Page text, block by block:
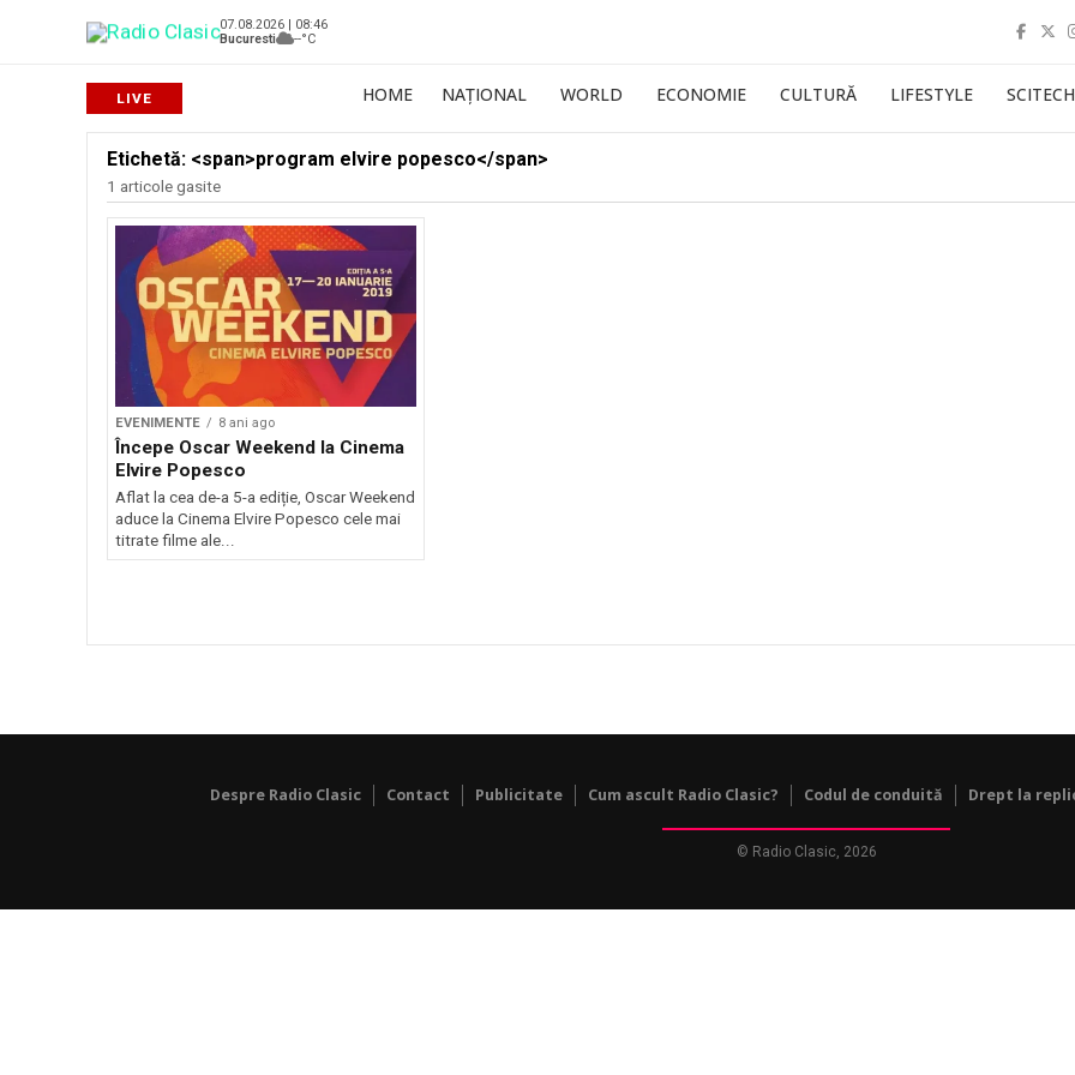
07.08.2026 | 08:46
Bucuresti
--°C
HOME NAȚIONAL WORLD ECONOMIE CULTURĂ LIFESTYLE SCITECH
Etichetă: <span>program elvire popesco</span>
1 articole gasite
EVENIMENTE 8 ani ago
Începe Oscar Weekend la Cinema
Elvire Popesco
Aflat la cea de-a 5-a ediție, Oscar Weekend
aduce la Cinema Elvire Popesco cele mai
titrate filme ale...
Despre Radio Clasic Contact Publicitate Cum ascult Radio Clasic? Codul de conduită Drept la
© Radio Clasic, 2026